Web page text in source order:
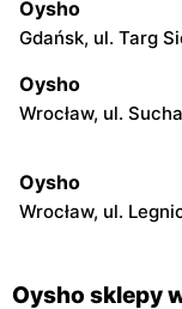
Oysho
Gdańsk, ul. Targ
Oysho
Wrocław, ul.
Oysho
Wrocław, ul.
Oysho sklepy